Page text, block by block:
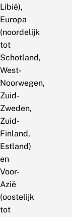
Libië),
Europa
(noordelijk
tot
Schotland,
West-
Noorwegen,
Zuid-
Zweden,
Zuid-
Finland,
Estland)
en
Voor-
Azië
(oostelijk
tot